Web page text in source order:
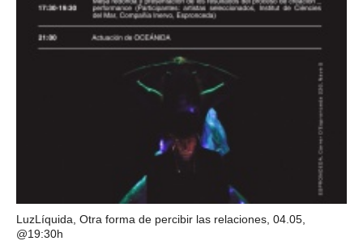
LuzLíquida, Otra forma de percibir las relaciones, 04.05,
@19:30h